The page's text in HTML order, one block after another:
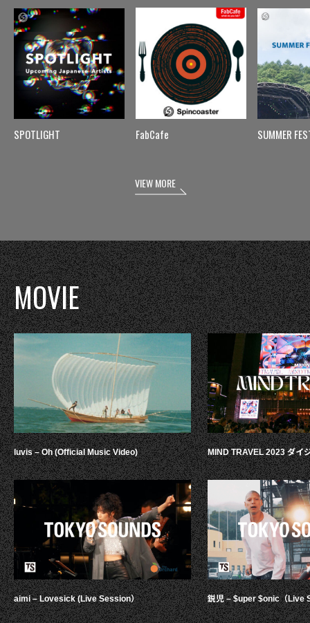
SPOTLIGHT FabCafe SUMMER
VIEW MORE
MOVIE
luvis – Oh (Official Music Video)
aimi – Lovesick (Live Session）
MIND TRAVEL 2023 ダイ
鋭児 – $uper $onic（Live